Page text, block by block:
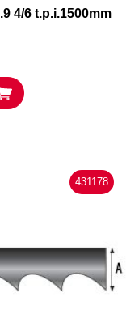
4/6 t.p.i.1500mm
431178